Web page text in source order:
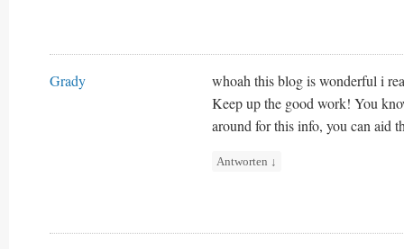
Grady
whoah this blog is wonderful i
Keep up the good work! You
around for this info, you can aid
Antworten ↓